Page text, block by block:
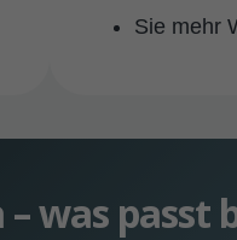
Sie mehr
was passt